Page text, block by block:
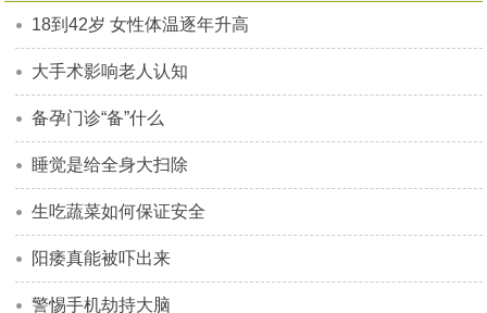
18到42岁 女性体温逐年升高
大手术影响老人认知
备孕门诊“备”什么
睡觉是给全身大扫除
生吃蔬菜如何保证安全
阳痿真能被吓出来
警惕手机劫持大脑